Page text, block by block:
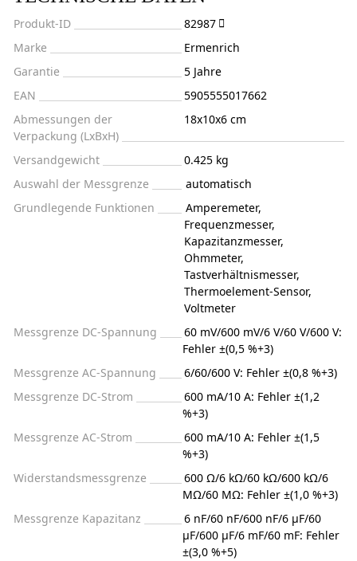
Produkt-ID
82987
Marke
Ermenrich
Garantie
5 Jahre
EAN
5905555017662
Abmessungen der
Verpackung (LxBxH)
18x10x6 cm
Versandgewicht
0.425 kg
Auswahl der Messgrenze
automatisch
Grundlegende Funktionen
Amperemeter,
Frequenzmesser,
Kapazitanzmesser,
Ohmmeter,
Tastverhältnismesser,
Thermoelement-Sensor,
Voltmeter
Messgrenze DC-Spannung
60 mV/600 mV/6 V/60 V/600 V:
Fehler ±(0,5 %+3)
Messgrenze AC-Spannung
6/60/600 V: Fehler ±(0,8 %+3)
Messgrenze DC-Strom
600 mA/10 A: Fehler ±(1,2
%+3)
Messgrenze AC-Strom
600 mA/10 A: Fehler ±(1,5
%+3)
Widerstandsmessgrenze
600 Ω/6 kΩ/60 kΩ/600 kΩ/6
MΩ/60 MΩ: Fehler ±(1,0 %+3)
Messgrenze Kapazitanz
6 nF/60 nF/600 nF/6 µF/60
µF/600 µF/6 mF/60 mF: Fehler
±(3,0 %+5)